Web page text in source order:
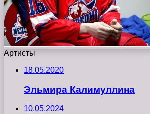
Артисты
18.05.2020
Эльмира Калимуллина
10.05.2024